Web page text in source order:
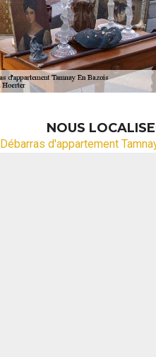
NOUS
Débarras d'appartement